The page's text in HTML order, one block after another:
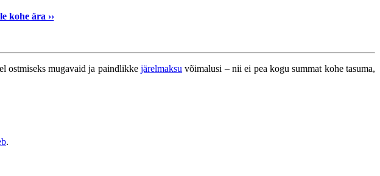
kohe ära ››
ostmiseks mugavaid ja paindlikkejärelmaksu võimalusi – nii ei pea kogu summat kohe tasuma,
.